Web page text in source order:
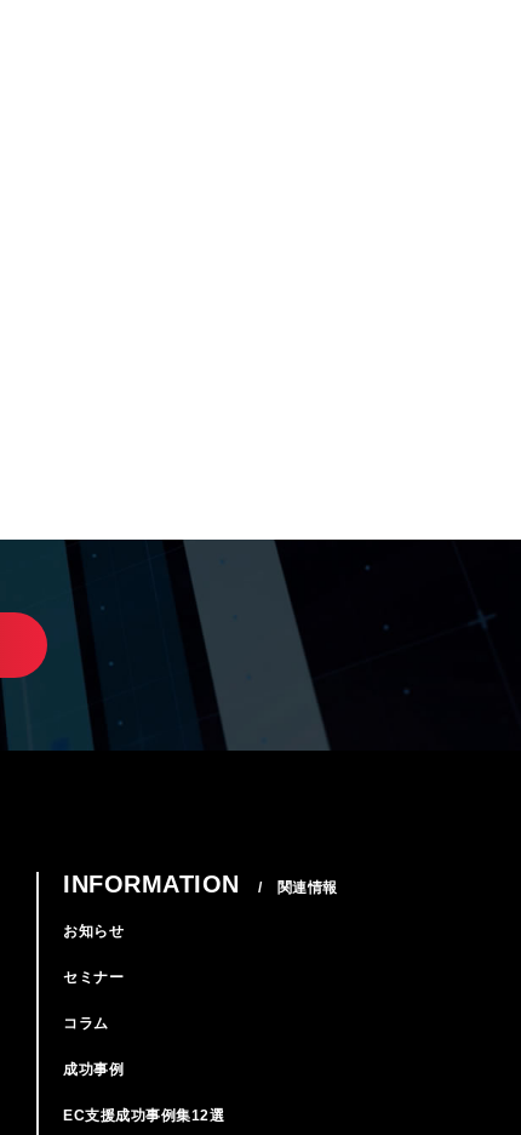
INFORMATION / 関連情報
お知らせ
セミナー
コラム
成功事例
EC支援成功事例集12選